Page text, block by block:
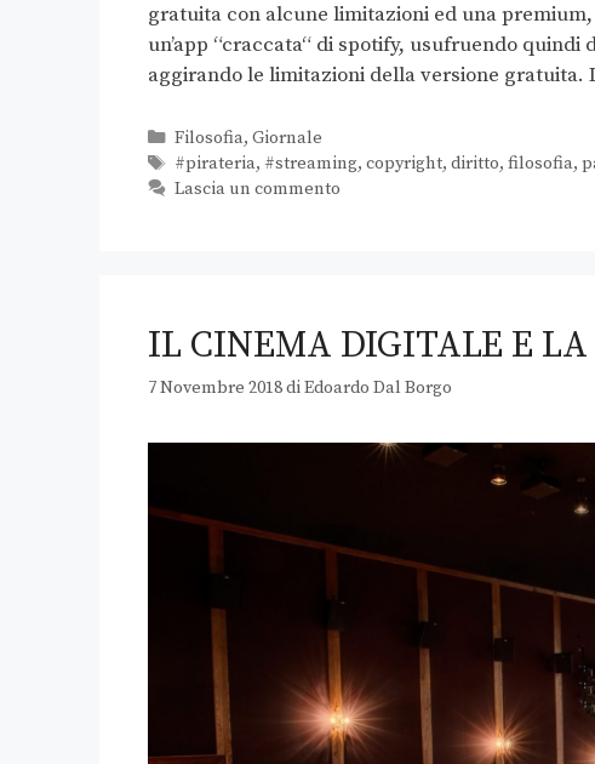
gratuita con alcune limitazioni ed una
un’app “craccata“ di spotify, usufruendo
aggirando le limitazioni della versione gratuita.
Filosofia, Giornale
#pirateria, #streaming, copyright, diritto, filosofia,
Lascia un commento
IL CINEMA DIGITALE E
7 Novembre 2018diEdoardo Dal Borgo